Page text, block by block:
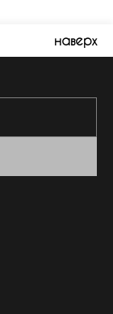
наверх